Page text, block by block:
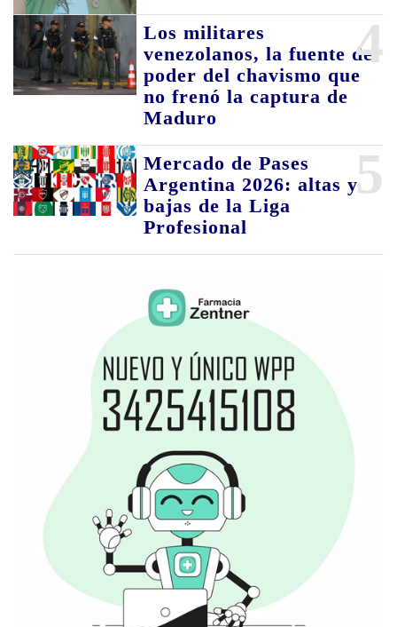
4
Los militares
venezolanos, la fuente de
poder del chavismo que
no frenó la captura de
Maduro
5
Mercado de Pases
Argentina 2026: altas y
bajas de la Liga
Profesional